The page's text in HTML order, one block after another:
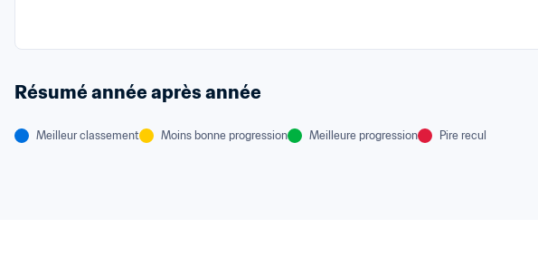
Résumé année après année
Meilleur classement Moins bonne progression Meilleure progression Pire recul